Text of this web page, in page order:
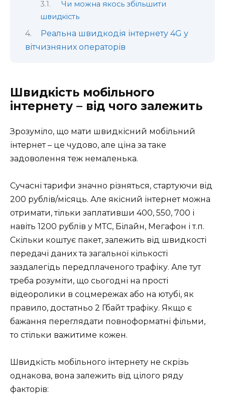
Чи можна якось збільшити
швидкість
Реальна швидкодія інтернету 4G у
вітчизняних операторів
Швидкість мобільного
інтернету – від чого залежить
Зрозуміло, що мати швидкісний мобільний
інтернет – це чудово, але ціна за таке
задоволення теж немаленька.
Сучасні тарифи значно різняться, стартуючи від
200 рублів/місяць. Але якісний інтернет можна
отримати, тільки заплативши 400, 550, 700 і
навіть 1200 рублів у МТС, Білайн, Мегафон і т.п.
Скільки коштує пакет, залежить від швидкості
передачі даних та загальної кількості
заздалегідь передплаченого трафіку. Але тут
треба розуміти, що сьогодні на прості
відеоролики в соцмережах або на ютубі, як
правило, достатньо 2 Гбайт трафіку. Якщо є
бажання переглядати повноформатні фільми,
то стільки важитиме кожен.
Швидкість мобільного інтернету не скрізь
однакова, вона залежить від цілого ряду
факторів: